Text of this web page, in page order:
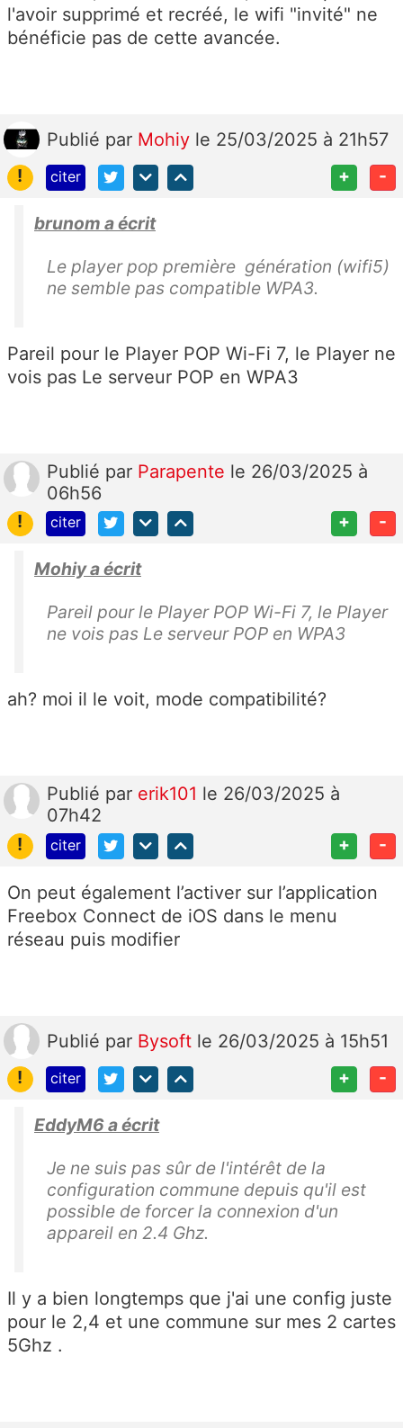
l'avoir supprimé et recréé, le wifi "invité" ne
bénéficie pas de cette avancée.
Publié par Mohiy le 25/03/2025 à 21h57
!
citer + -
brunom a écrit
Le player pop première génération (wifi5)
ne semble pas compatible WPA3.
Pareil pour le Player POP Wi-Fi 7, le Player ne
vois pas Le serveur POP en WPA3
Publié par Parapente le 26/03/2025 à
06h56
!
citer + -
Mohiy a écrit
Pareil pour le Player POP Wi-Fi 7, le Player
ne vois pas Le serveur POP en WPA3
ah? moi il le voit, mode compatibilité?
Publié par erik101 le 26/03/2025 à
07h42
!
citer + -
On peut également l’activer sur l’application
Freebox Connect de iOS dans le menu
réseau puis modifier
Publié par Bysoft le 26/03/2025 à 15h51
!
citer + -
EddyM6 a écrit
Je ne suis pas sûr de l'intérêt de la
configuration commune depuis qu'il est
possible de forcer la connexion d'un
appareil en 2.4 Ghz.
Il y a bien longtemps que j'ai une config juste
pour le 2,4 et une commune sur mes 2 cartes
5Ghz .